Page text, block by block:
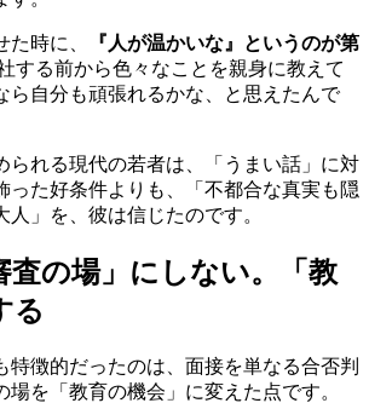
た時に、
『人が温かいな』というのが第
する前から色々なことを親身に教えて
ら自分も頑張れるかな、と思えたんで
られる現代の若者は、「うまい話」に対
った好条件よりも、「不都合な真実も隠
人」を、彼は信じたのです。
査の場」にしない。「教
る
特徴的だったのは、面接を単なる合否判
場を「教育の機会」に変えた点です。